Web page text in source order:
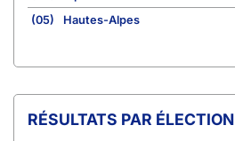
(05)
Hautes-Alpes
RÉSULTATS PAR ÉLECTION